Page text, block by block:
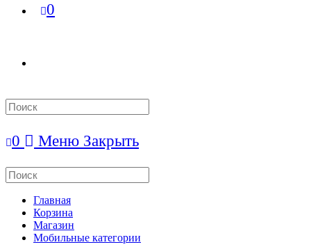
0
Search
this
0 Меню Закрыть
Search
this
websiteГлавная
Корзина
Магазин
Мобильные категории